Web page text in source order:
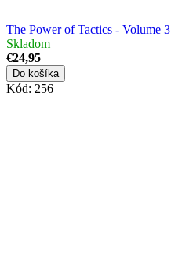
The Power of Tactics - Volume 3
Skladom
€24,95
Do košíka
Kód: 256